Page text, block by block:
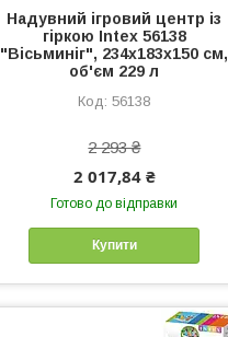
Надувний ігровий центр із
гіркою Intex 56138
"Вісьминіг", 234х183х150 см,
об'єм 229 л
56138
2 293 ₴
2 017,84 ₴
Готово до відправки
Купити